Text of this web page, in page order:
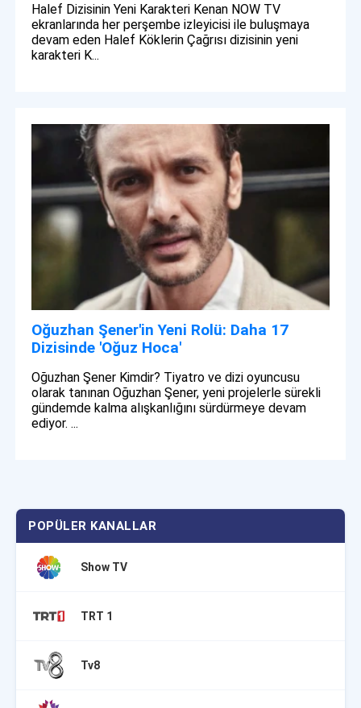
Halef Dizisinin Yeni Karakteri Kenan NOW TV
ekranlarında her perşembe izleyicisi ile buluşmaya
devam eden Halef Köklerin Çağrısı dizisinin yeni
karakteri K...
Oğuzhan Şener'in Yeni Rolü: Daha 17
Dizisinde 'Oğuz Hoca'
Oğuzhan Şener Kimdir? Tiyatro ve dizi oyuncusu
olarak tanınan Oğuzhan Şener, yeni projelerle sürekli
gündemde kalma alışkanlığını sürdürmeye devam
ediyor. ...
POPÜLER KANALLAR
Show TV
TRT 1
Tv8